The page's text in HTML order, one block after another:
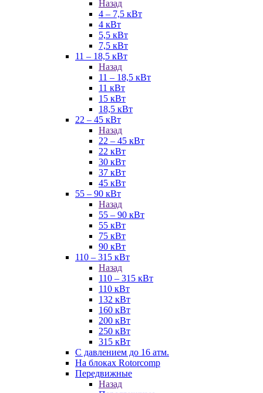
Назад
4 – 7,5 кВт
4 кВт
5,5 кВт
7,5 кВт
11 – 18,5 кВт
Назад
11 – 18,5 кВт
11 кВт
15 кВт
18,5 кВт
22 – 45 кВт
Назад
22 – 45 кВт
22 кВт
30 кВт
37 кВт
45 кВт
55 – 90 кВт
Назад
55 – 90 кВт
55 кВт
75 кВт
90 кВт
110 – 315 кВт
Назад
110 – 315 кВт
110 кВт
132 кВт
160 кВт
200 кВт
250 кВт
315 кВт
С давлением до 16 атм.
На блоках Rotorcomp
Передвижные
Назад